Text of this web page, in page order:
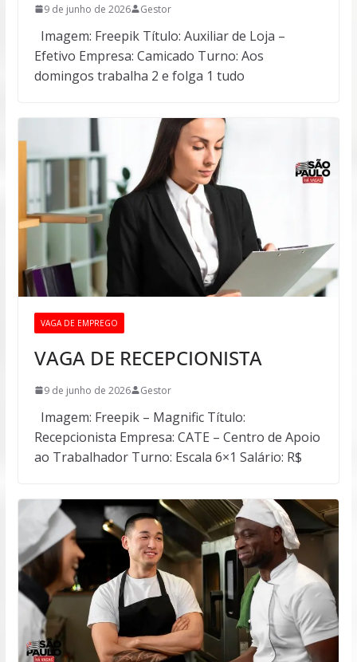
9 de junho de 2026 Gestor
Imagem: Freepik Título: Auxiliar de Loja –
Efetivo Empresa: Camicado Turno: Aos
domingos trabalha 2 e folga 1 tudo
VAGA DE EMPREGO
VAGA DE RECEPCIONISTA
9 de junho de 2026 Gestor
Imagem: Freepik – Magnific Título:
Recepcionista Empresa: CATE – Centro de Apoio
ao Trabalhador Turno: Escala 6×1 Salário: R$